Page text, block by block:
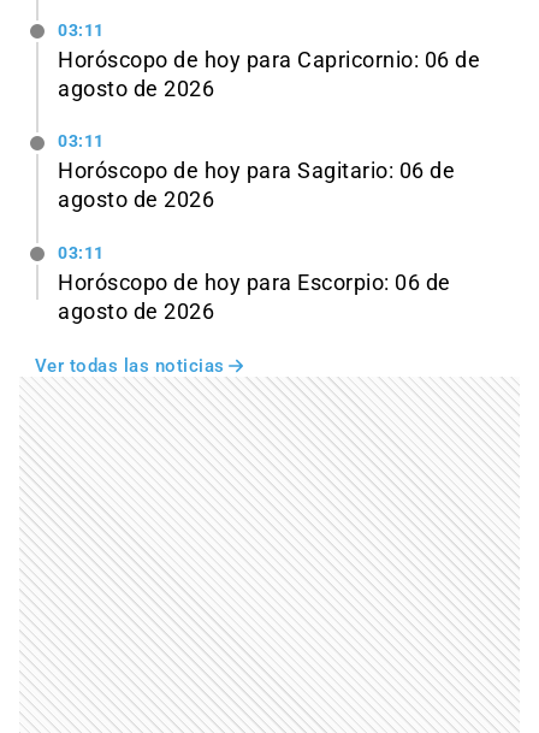
03:11
Horóscopo de hoy para Capricornio: 06 de
agosto de 2026
03:11
Horóscopo de hoy para Sagitario: 06 de
agosto de 2026
03:11
Horóscopo de hoy para Escorpio: 06 de
agosto de 2026
Ver todas las noticias